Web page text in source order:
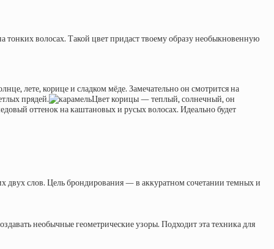
волосах. Такой цвет придаст твоему образу необыкновенную
лете, корице и сладком мёде. Замечательно он смотрится на
прядей.
Цвет корицы — теплый, солнечный, он
оттенок на каштановых и русых волосах. Идеально будет
двух слов. Цель брондирования — в аккуратном сочетании темных и
необычные геометрические узоры. Подходит эта техника для